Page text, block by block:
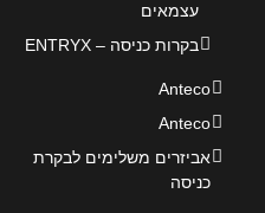
עצמאים
בקרות כניסה – ENTRYX
Anteco
Anteco
אביזרים משלימים לבקרת
כניסה